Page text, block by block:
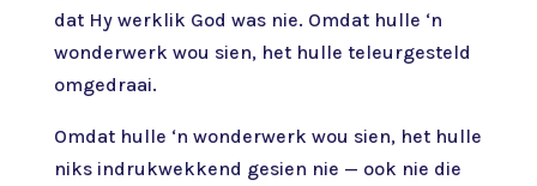
dat Hy werklik God was nie. Omdat hulle ‘n
wonderwerk wou sien, het hulle teleurgesteld
omgedraai.
Omdat hulle ‘n wonderwerk wou sien, het hulle
niks indrukwekkend gesien nie — ook nie die